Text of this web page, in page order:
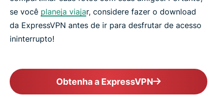
se você planeja viajar, considere fazer o download
da ExpressVPN antes de ir para desfrutar de acesso
ininterrupto!
Obtenha a ExpressVPN